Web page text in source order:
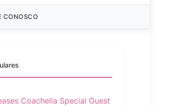
CONOSCO
Coachella Special Guest